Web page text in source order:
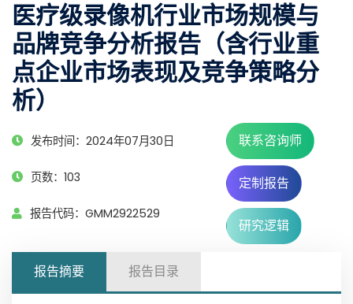
医疗级录像机行业市场规模与
品牌竞争分析报告（含行业重
点企业市场表现及竞争策略分
析）
发布时间：2024年07月30日
页数：103
报告代码：GMM2922529
联系咨询师
定制报告
研究逻辑
报告摘要 报告目录